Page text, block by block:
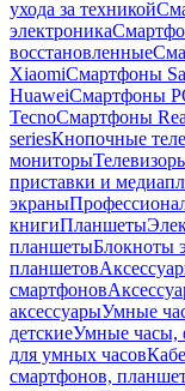
ухода за техникой
электроника
восстановленные
XiaomiСмартфоны
HuaweiСмартфоны
TecnoСмартфоны
seriesКнопочные
мониторы
приставки и
экраны
книгиПланшеты
планшетыБлокноты
планшетов
смартфонов
аксессуарыУмные
детскиеУмные часы,
для умных часов
смартфонов,